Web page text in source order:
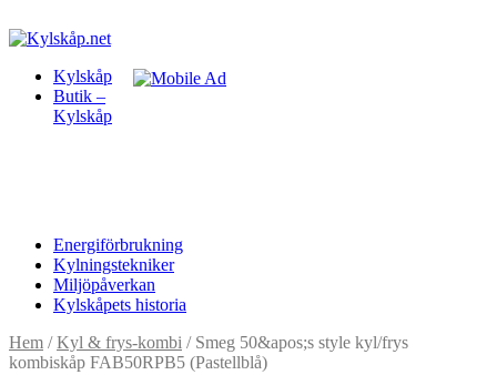
Kylskåp
Butik –
Kylskåp
Energiförbrukning
Kylningstekniker
Miljöpåverkan
Kylskåpets historia
Hem /Kyl & frys-kombi / Smeg 50&apos;s style kyl/frys
kombiskåp FAB50RPB5 (Pastellblå)